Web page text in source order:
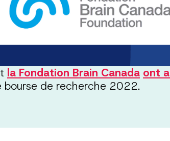
la Fondation Brain Canada ont
bourse de recherche 2022.